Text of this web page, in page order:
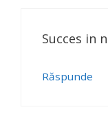
Succes in
Răspunde